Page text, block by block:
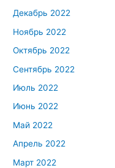
Декабрь 2022
Ноябрь 2022
Октябрь 2022
Сентябрь 2022
Июль 2022
Июнь 2022
Май 2022
Апрель 2022
Март 2022